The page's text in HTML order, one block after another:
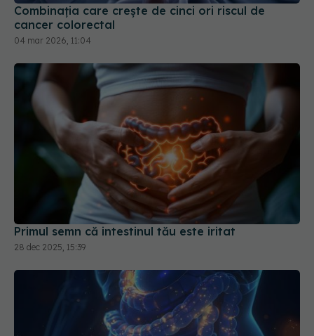
Combinația care crește de cinci ori riscul de
cancer colorectal
04 mar 2026, 11:04
Primul semn că intestinul tău este iritat
28 dec 2025, 15:39